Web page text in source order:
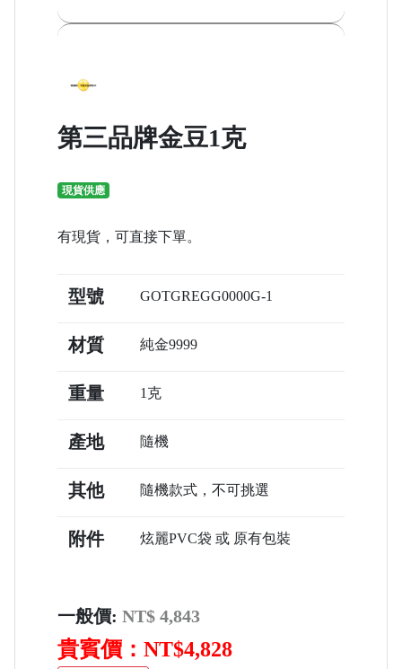
第三品牌金豆1克
現貨供應
有現貨，可直接下單。
型號 GOTGREGG0000G-1
材質 純金9999
重量 1克
產地 隨機
其他 隨機款式，不可挑選
附件 炫麗PVC袋 或 原有包裝
一般價: NT$ 4,843
貴賓價：NT$4,828